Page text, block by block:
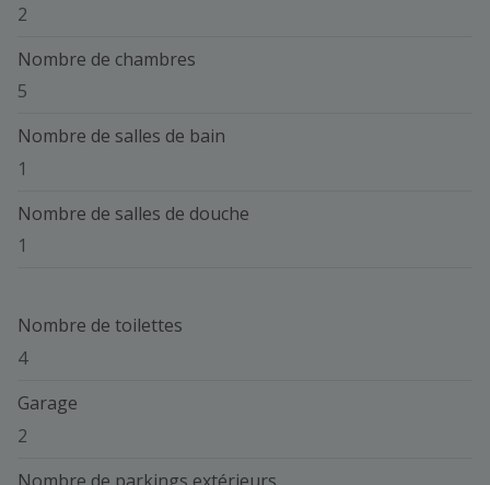
2
Nombre de chambres
5
Nombre de salles de bain
1
Nombre de salles de douche
1
Nombre de toilettes
4
Garage
2
Nombre de parkings extérieurs